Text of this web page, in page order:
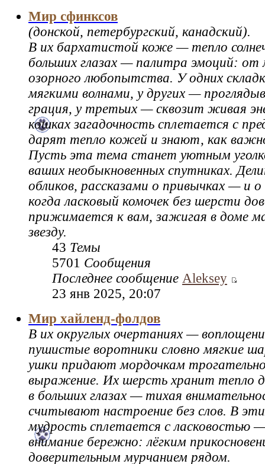
Мир сфинксов
(донской, петербургский, канадский).
В их бархатистой коже — тепло
больших глазах — палитра эмоций: от
озорного любопытства. У одних
мягкими волнами, у других —
грация, у третьих — сквозит живая
кошках загадочность сплетается с
дарят тепло кожей и знают, как
Пусть эта тема станет уютным
ваших необыкновенных спутниках.
обликов, рассказами о привычках — и
когда ласковый комочек без шерсти
прижимается к вам, зажигая в доме
звезду.
43 Темы
5701 Сообщения
Последнее сообщение Aleksey
23 янв 2025, 20:07
Мир хайленд-фолдов
В их округлых очертаниях —
пушистые воротники словно мягкие
ушки придают мордочкам
выражение. Их шерсть хранит тепло
в больших глазах — тихая
считывают настроение без слов. В
мудрость сплетается с ласковостью
внимание бережно: лёгким
доверительным мурчанием рядом.